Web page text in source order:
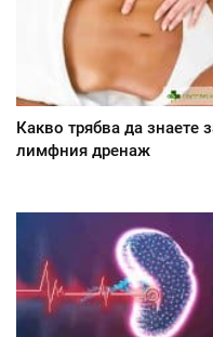
Какво трябва да знаете
лимфния дренаж